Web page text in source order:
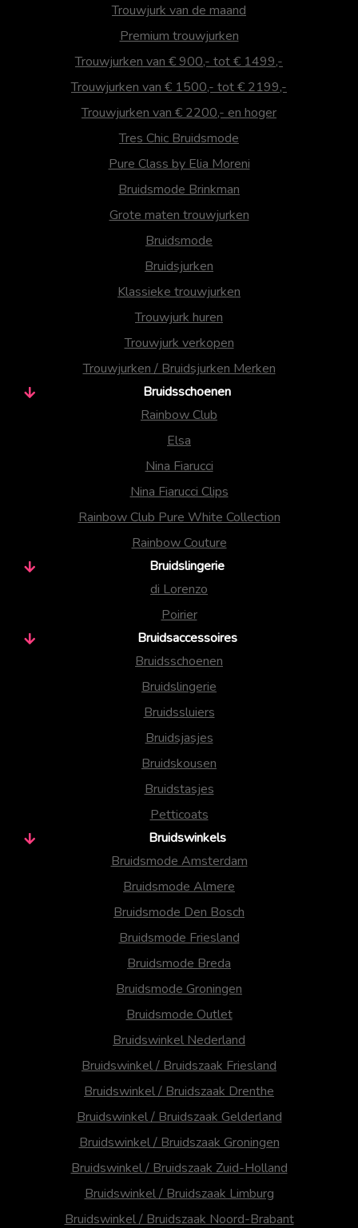
Trouwjurk van de maand
Premium trouwjurken
Trouwjurken van € 900,- tot € 1499,-
Trouwjurken van € 1500,- tot € 2199,-
Trouwjurken van € 2200,- en hoger
Tres Chic Bruidsmode
Pure Class by Elia Moreni
Bruidsmode Brinkman
Grote maten trouwjurken
Bruidsmode
Bruidsjurken
Klassieke trouwjurken
Trouwjurk huren
Trouwjurk verkopen
Trouwjurken / Bruidsjurken Merken
Bruidsschoenen
Rainbow Club
Elsa
Nina Fiarucci
Nina Fiarucci Clips
Rainbow Club Pure White Collection
Rainbow Couture
Bruidslingerie
di Lorenzo
Poirier
Bruidsaccessoires
Bruidsschoenen
Bruidslingerie
Bruidssluiers
Bruidsjasjes
Bruidskousen
Bruidstasjes
Petticoats
Bruidswinkels
Bruidsmode Amsterdam
Bruidsmode Almere
Bruidsmode Den Bosch
Bruidsmode Friesland
Bruidsmode Breda
Bruidsmode Groningen
Bruidsmode Outlet
Bruidswinkel Nederland
Bruidswinkel / Bruidszaak Friesland
Bruidswinkel / Bruidszaak Drenthe
Bruidswinkel / Bruidszaak Gelderland
Bruidswinkel / Bruidszaak Groningen
Bruidswinkel / Bruidszaak Zuid-Holland
Bruidswinkel / Bruidszaak Limburg
Bruidswinkel / Bruidszaak Noord-Brabant